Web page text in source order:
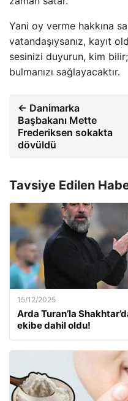
Yani oy verme hakkına
vatandaşıysanız, kayıt
sesinizi duyurun, kim
bulmanızı sağlayacaktır.
← Danimarka
Başbakanı Mette
Frederiksen sokakta
dövüldü
Tavsiye Edilen
15/12/2025
Arda Turan’la
ekibe dahil oldu!